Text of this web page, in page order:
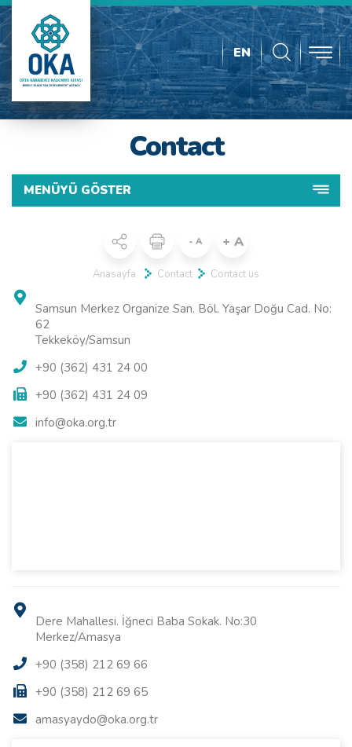
EN
Contact
MENÜYÜ GÖSTER
- A + A
Anasayfa Contact Contact us
Samsun Merkez Organize San. Böl. Yaşar Doğu Cad. No:
62
Tekkeköy/Samsun
+90 (362) 431 24 00
+90 (362) 431 24 09
info@oka.org.tr
Dere Mahallesi. İğneci Baba Sokak. No:30
Merkez/Amasya
+90 (358) 212 69 66
+90 (358) 212 69 65
amasyaydo@oka.org.tr